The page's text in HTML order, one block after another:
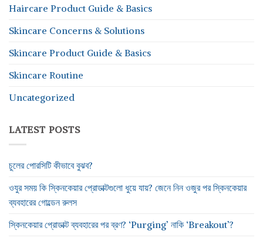
Haircare Product Guide & Basics
Skincare Concerns & Solutions
Skincare Product Guide & Basics
Skincare Routine
Uncategorized
LATEST POSTS
চুলের পোরসিটি কীভাবে বুঝব?
ওযুর সময় কি স্কিনকেয়ার প্রোডাক্টগুলো ধুয়ে যায়? জেনে নিন ওজুর পর স্কিনকেয়ার
ব্যবহারের গোল্ডেন রুলস
স্কিনকেয়ার প্রোডাক্ট ব্যবহারের পর ব্রণ? ‘Purging’ নাকি ‘Breakout’?